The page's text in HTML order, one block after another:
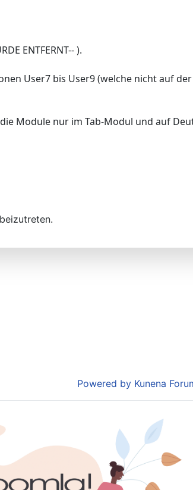
ENTFERNT-- ).
User7 bis User9 (welche nicht auf
Module nur im Tab-Modul und auf
Powered by Kunena